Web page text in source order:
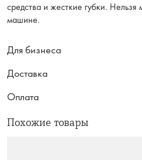
средства и жесткие губки. Нельзя
машине.
Для бизнеса
Доставка
Оплата
Похожие товары